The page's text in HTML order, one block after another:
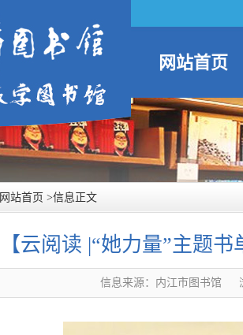
网站首页
网站首页 >信息正文
【云阅读 |“她力量”主题
信息来源：内江市图书馆